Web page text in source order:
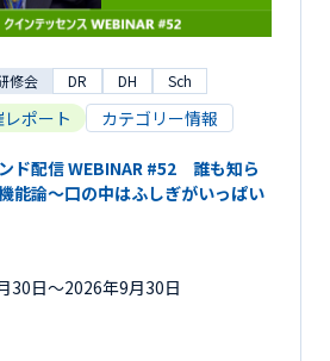
修会 DR DH Sch
レポート カテゴリー情報
ド配信 WEBINAR #52 誰も知ら
能論～口の中はふしぎがいっぱい
30日〜2026年9月30日